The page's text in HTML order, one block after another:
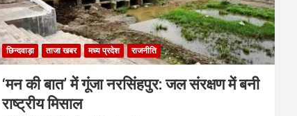
छिन्दवाड़ा ताजा खबर मध्य प्रदेश राजनीति
‘मन की बात’ में गूंजा नरसिंहपुर: जल संरक्षण में बनी
राष्ट्रीय मिसाल